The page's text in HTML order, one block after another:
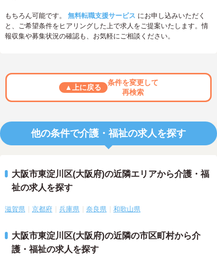
もちろん可能です。 無料転職支援サービス にお申し込みいただく
と、ご希望条件をヒアリングした上で求人をご提案いたします。情
報収集や募集状況の確認も、お気軽にご相談ください。
▲上に戻る
条件を変更して
再検索
他の条件で介護・福祉の求人を探す
大阪市東淀川区(大阪府)の近隣エリアから介護・福
祉の求人を探す
滋賀県 京都府 兵庫県 奈良県 和歌山県
大阪市東淀川区(大阪府)の近隣の市区町村から介
護・福祉の求人を探す